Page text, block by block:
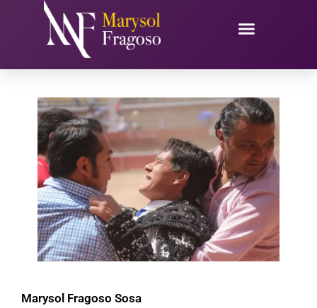
contenido
Marysol Fragoso Sosa